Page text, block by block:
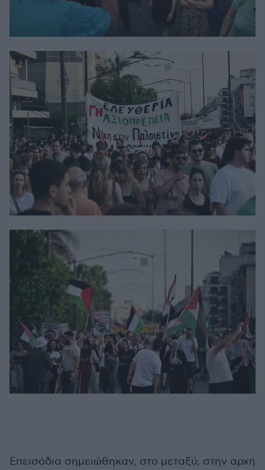
Επεισόδια σημειώθηκαν, στο μεταξύ, στην αρχή